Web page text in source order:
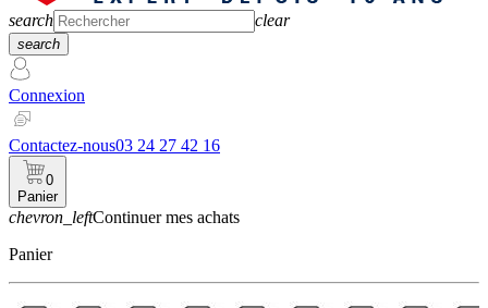
search clear
search
Connexion
Contactez-nous03 24 27 42 16
0
Panier
chevron_leftContinuer mes achats
Panier